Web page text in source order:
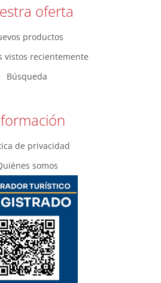
oferta
productos
vistos recientemente
Búsqueda
de privacidad
somos